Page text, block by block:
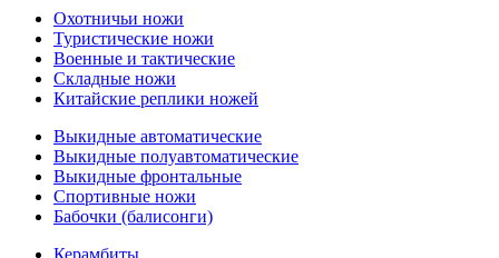
Охотничьи ножи
Туристические ножи
Военные и тактические
Складные ножи
Китайские реплики ножей
Выкидные автоматические
Выкидные полуавтоматические
Выкидные фронтальные
Спортивные ножи
Бабочки (балисонги)